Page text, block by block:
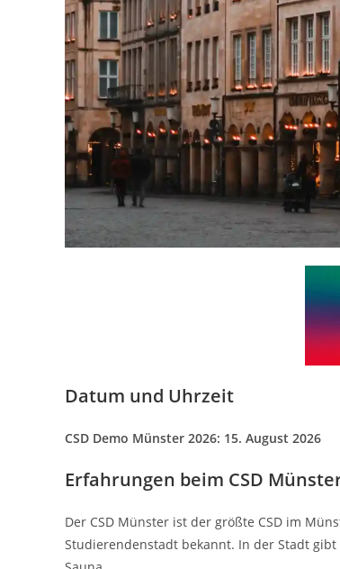
Datum und Uhrzeit
CSD Demo Münster 2026: 15. August 2026
Erfahrungen beim CSD
Der CSD Münster ist der größte CSD im
Studierendenstadt bekannt. In der Stadt